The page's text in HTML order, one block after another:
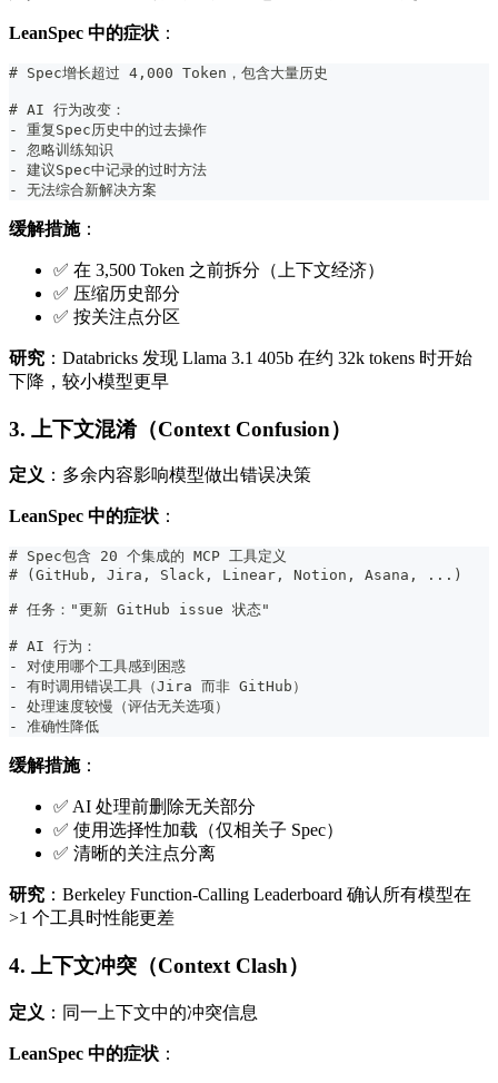
LeanSpec 中的症状 ：
# Spec增长超过 4,000 Token，包含大量历史
# AI 行为改变：
-
重复Spec历史中的过去操作
-
忽略训练知识
-
建议Spec中记录的过时方法
-
无法综合新解决方案
缓解措施：
✅ 在 3,500 Token 之前拆分（上下文经济）
✅ 压缩历史部分
✅ 按关注点分区
研究 ：Databricks 发现 Llama 3.1 405b 在约 32k tokens 时开始
下降，较小模型更早
3. 上下文混淆（Context Confusion）
定义 ：多余内容影响模型做出错误决策
LeanSpec 中的症状 ：
# Spec包含 20 个集成的 MCP 工具定义
# (GitHub, Jira, Slack, Linear, Notion, Asana, ...)
# 任务："更新 GitHub issue 状态"
# AI 行为：
-
对使用哪个工具感到困惑
-
有时调用错误工具（Jira 而非 GitHub）
-
处理速度较慢（评估无关选项）
-
准确性降低
缓解措施：
✅ AI 处理前删除无关部分
✅ 使用选择性加载（仅相关子 Spec）
✅ 清晰的关注点分离
研究 ：Berkeley Function-Calling Leaderboard 确认所有模型在
>1 个工具时性能更差
4. 上下文冲突（Context Clash）
定义 ：同一上下文中的冲突信息
LeanSpec 中的症状 ：